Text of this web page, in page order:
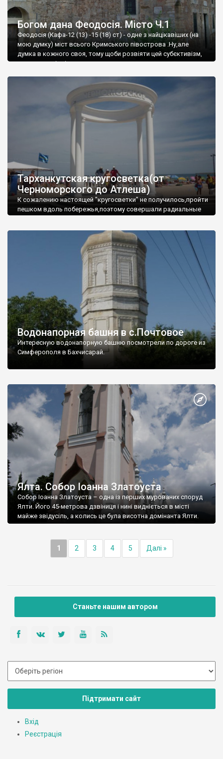
Богом дана Феодосія. Місто Ч.1
Феодосія (Кафа-12 (13) -15 (18) ст) - одне з найцікавіших (на
мою думку) міст всього Кримського півострова .Ну,але
думка в кожного своя, тому щоби розвіяти цей субєктивізм,
запрошую відвідати це
Тарханкутская кругосветка(от
Черноморского до Атлеша)
К сожалению настоящей "кругосветки" не получилось,пройти
пешком вдоль побережья,поэтому совершали радиальные
Водонапорная башня в с.Почтовое
Интересную водонапорную башню посмотрели по дороге из
Симферополя в Бахчисарай.
Ялта. Собор Іоанна Златоуста
Собор Іоанна Златоуста – одна із перших мурованих споруд
Ялти. Його 45-метрова дзвіниця і нині видніється в місті
майже звідусіль, а колись це була висотна домінанта Ялти.
1 2 3 4 5 Далі »
Станьте нашим автором
Підтримати сайт
Вхід
Реєстрація